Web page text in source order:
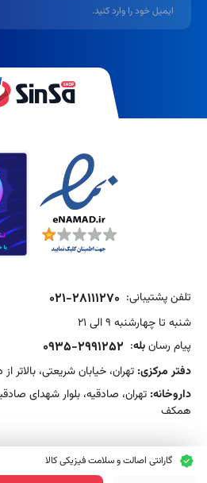
گارانتی اصالت و سلامت فیزیکی کالا
تلفن پشتیبانی: 021-28111270
شنبه تا چهارشنبه 9 الی 21
پیام رسانبله:
0935-2991252
دفتر مرکزی: تهران، خیابان شریعتی، بالاتر از
داروخانه:
همکف